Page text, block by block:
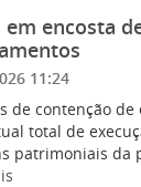
em encosta
11:24
de contenção
total de
patrimoniais da